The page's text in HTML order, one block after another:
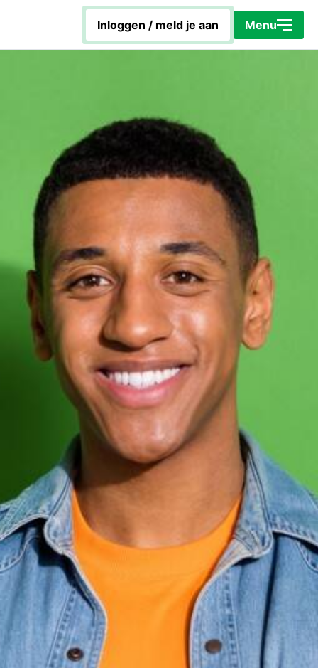
Sluiten
Energiecoach Rob
Hoe werkt het platform?
KapotIsNietOp
Toolbox
Wat is Wij.Doen.Groen.?
inloggen / meld je aan Menu